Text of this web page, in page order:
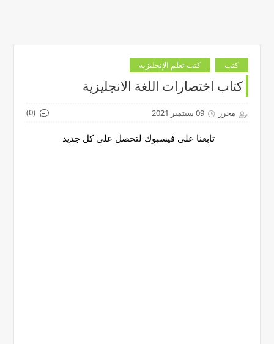
كتب كتب تعلم الإنجليزية
كتاب اختصارات اللغة الانجليزية
محرر 09 سبتمبر 2021 (0)
تابعنا على فيسبوك لتحصل على كل جديد